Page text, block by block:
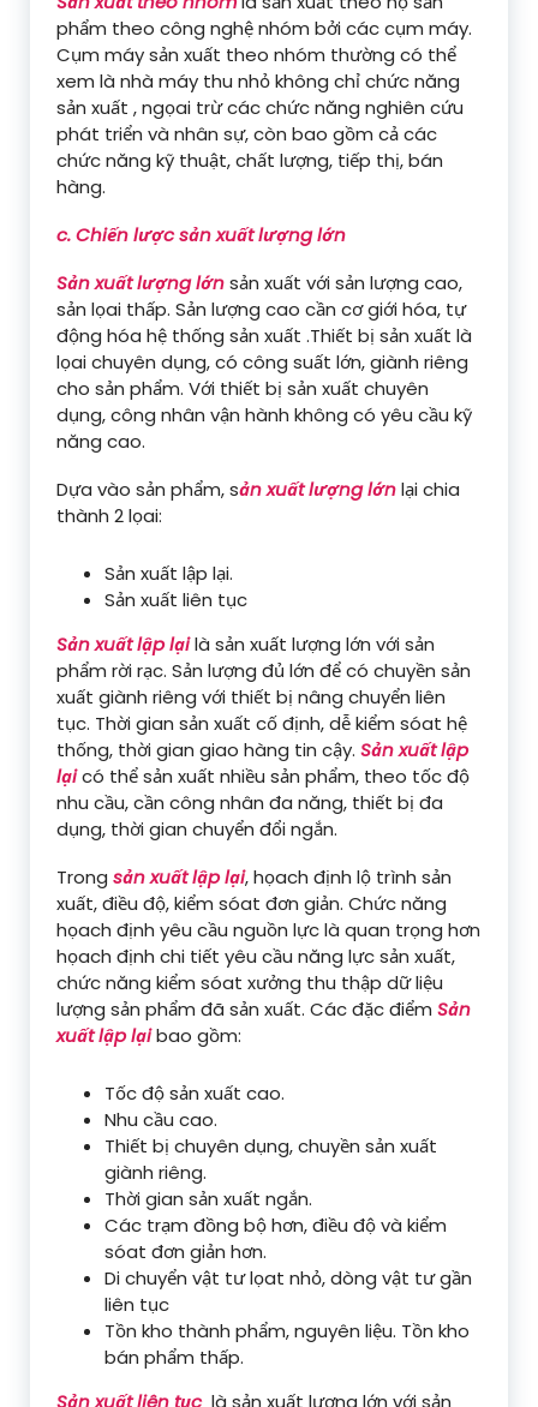
phẩm theo công nghệ nhóm bởi các cụm máy.
Cụm máy sản xuất theo nhóm thường có thể
xem là nhà máy thu nhỏ không chỉ chức năng
sản xuất , ngọai trừ các chức năng nghiên cứu
phát triển và nhân sự, còn bao gồm cả các
chức năng kỹ thuật, chất lượng, tiếp thị, bán
hàng.
c. Chiến lược sản xuất lượng lớn
Sản xuất lượng lớnsản xuất với sản lượng cao,
sản lọai thấp. Sản lượng cao cần cơ giới hóa, tự
động hóa hệ thống sản xuất .Thiết bị sản xuất là
lọai chuyên dụng, có công suất lớn, giành riêng
cho sản phẩm. Với thiết bị sản xuất chuyên
dụng, công nhân vận hành không có yêu cầu kỹ
năng cao.
Dựa vào sản phẩm, sản xuất lượng lớnlại chia
thành 2 lọai:
Sản xuất lập lại.
Sản xuất liên tục
Sản xuất lập lạilà sản xuất lượng lớn với sản
phẩm rời rạc. Sản lượng đủ lớn để có chuyền sản
xuất giành riêng với thiết bị nâng chuyển liên
tục. Thời gian sản xuất cố định, dễ kiểm sóat hệ
thống, thời gian giao hàng tin cậy. Sản xuất lập
lạicó thể sản xuất nhiều sản phẩm, theo tốc độ
nhu cầu, cần công nhân đa năng, thiết bị đa
dụng, thời gian chuyển đổi ngắn.
Trong sản xuất lập lại, họach định lộ trình sản
xuất, điều độ, kiểm sóat đơn giản. Chức năng
họach định yêu cầu nguồn lực là quan trọng hơn
họach định chi tiết yêu cầu năng lực sản xuất,
chức năng kiểm sóat xưởng thu thập dữ liệu
lượng sản phẩm đã sản xuất. Các đặc điểm Sản
xuất lập lạibao gồm:
Tốc độ sản xuất cao.
Nhu cầu cao.
Thiết bị chuyên dụng, chuyền sản xuất
giành riêng.
Thời gian sản xuất ngắn.
Các trạm đồng bộ hơn, điều độ và kiểm
sóat đơn giản hơn.
Di chuyển vật tư lọat nhỏ, dòng vật tư gần
liên tục
Tồn kho thành phẩm, nguyên liệu. Tồn kho
bán phẩm thấp.
Sản xuất liên tục là sản xuất lượng lớn với sản